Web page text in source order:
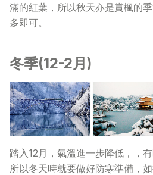
滿的紅葉，所以秋天亦是賞楓的
多即可。
冬季(12-2月)
踏入12月，氣溫進一步降低，，
所以冬天時就要做好防寒準備，